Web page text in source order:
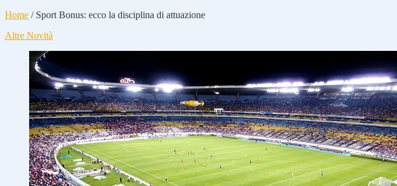
Home / Sport Bonus: ecco la disciplina di attuazione
Altre Novità